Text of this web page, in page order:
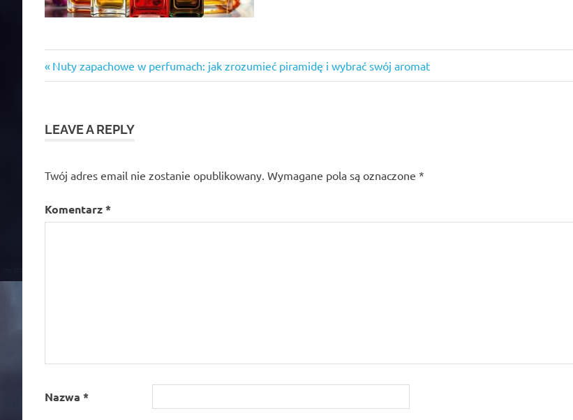
Nawigacja
Previous
Post:
Nuty zapachowe w perfumach: jak zrozumieć piramidę i wybrać swój aromat
LEAVE A REPLY
Twój adres email nie zostanie opublikowany. Wymagane pola są oznaczone *
Komentarz*
Nazwa *